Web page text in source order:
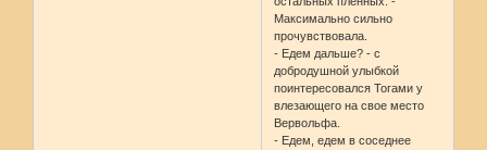
Максимально сильно
прочувствовала.
- Едем дальше? - с
добродушной улыбкой
поинтересовался Тогами у
влезающего на свое место
Вервольфа.
- Едем, едем в соседнее